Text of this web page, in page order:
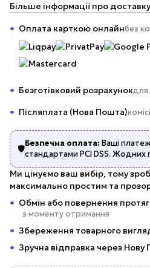
Більше інформації про доставку
Оплата карткою онлайнбез
Безготівковий розрахунокдля
Післяплата (Нова Пошта)
🛡️
Безпечна оплата: Ваші
стандартами PCI DSS. Жодних
Ми цінуємо ваш вибір, тому
максимально простим та
Обмін або повернення
з моменту отримання
Збереження товарного
Зручна відправка через Нову